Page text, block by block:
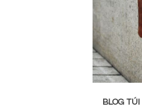
BLOG TÚI